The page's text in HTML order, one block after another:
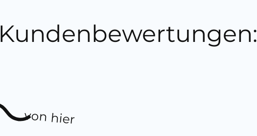
Kundenbewertungen:
von hier